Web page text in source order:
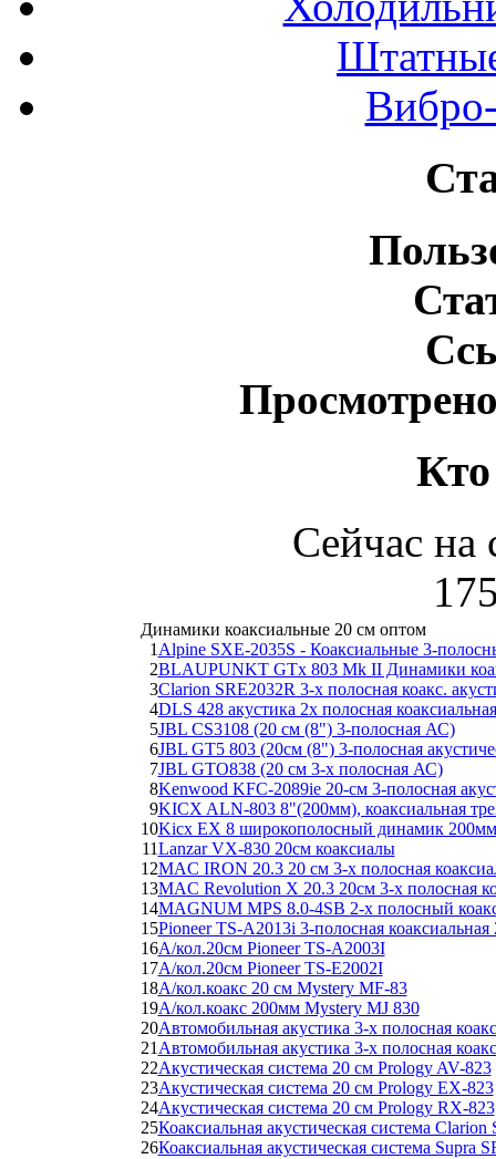
Кто
Сейчас на
Динамики коаксиальные 20 см оптом
1 Alpine SXE-2035S - Коаксиальные 3-
2BLAUPUNKT GTx 803 Mk II Динамики
3Clarion SRE2032R 3-х полосная коакс.
4DLS 428 акустика 2х полосная
5JBL CS3108 (20 см (8") 3-полосная АС)
6JBL GT5 803 (20см (8") 3-полосная
7JBL GTO838 (20 см 3-х полосная АС)
8Kenwood KFC-2089ie 20-см 3-полосная
9KICX ALN-803 8"(200мм), коаксиальная
10Kicx EX 8 широкополосный динамик 200мм
11Lanzar VX-830 20см коаксиалы
12MAC IRON 20.3 20 см 3-х полосная
13MAC Revolution X 20.3 20см 3-х полосная
14MAGNUM MPS 8.0-4SB 2-х полосный
15Pioneer TS-A2013i 3-полосная коаксиальная
16А/кол.20см Pioneer TS-A2003I
17А/кол.20см Pioneer TS-E2002I
18А/кол.коакс 20 см Mystery MF-83
19А/кол.коакс 200мм Mystery MJ 830
20Автомобильная акустика 3-х полосная
21 Автомобильная акустика 3-х полосная
22Акустическая система 20 см Prology AV-823
23Акустическая система 20 см Prology EX-823
24Акустическая система 20 см Prology RX-823
25Коаксиальная акустическая система Clarion
26Коаксиальная акустическая система Supra